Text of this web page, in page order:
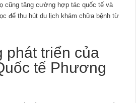
cũng tăng cường hợp tác quốc tế và
để thu hút du lịch khám chữa bệnh từ
triển của
tế Phương